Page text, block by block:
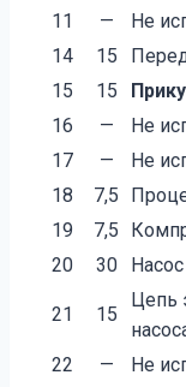
11
—
Не
14
15
15
15
16
—
Не
17
—
Не
18
7,5
19
7,5
20
30
21 15
Цепь
22
— Не